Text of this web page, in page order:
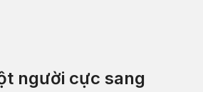
người cực sang